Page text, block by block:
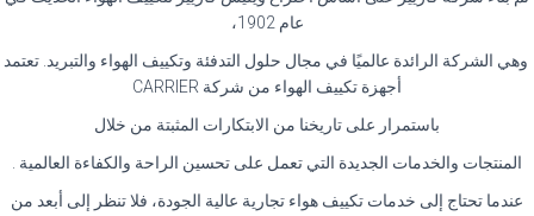
عام 1902،
وهي الشركة الرائدة عالميًا في مجال حلول التدفئة وتكييف الهواء والتبريد. تعتمد
أجهزة تكييف الهواء من شركة CARRIER
باستمرار على تاريخنا من الابتكارات المثبتة من خلال
المنتجات والخدمات الجديدة التي تعمل على تحسين الراحة والكفاءة العالمية .
عندما تحتاج إلى خدمات تكييف هواء تجارية عالية الجودة، فلا تنظر إلى أبعد من